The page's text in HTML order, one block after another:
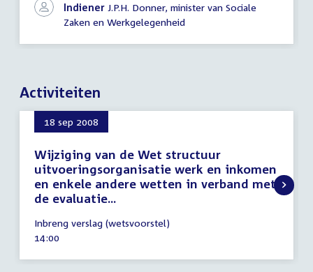
Indiener J.P.H. Donner, minister van Sociale
Zaken en Werkgelegenheid
Activiteiten
18 sep 2008
Wijziging van de Wet structuur
uitvoeringsorganisatie werk en inkomen
en enkele andere wetten in verband met
de evaluatie...
september
2008
Inbreng verslag (wetsvoorstel)
Tijd
14:00